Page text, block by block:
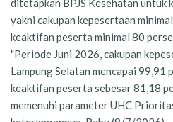
ditetapkan BPJS Kesehatan
yakni cakupan kepesertaan
keaktifan peserta minimal 80
"Periode Juni 2026, cakupan
Lampung Selatan mencapai 99,91
keaktifan peserta sebesar 81,18
memenuhi parameter UHC